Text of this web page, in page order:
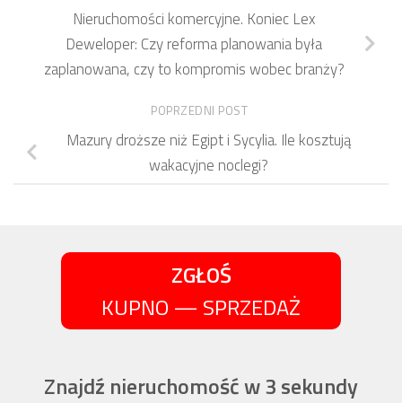
Nieruchomości komercyjne. Koniec Lex
Deweloper: Czy reforma planowania była
zaplanowana, czy to kompromis wobec branży?
POPRZEDNI POST
Mazury droższe niż Egipt i Sycylia. Ile kosztują
wakacyjne noclegi?
ZGŁOŚ
KUPNO — SPRZEDAŻ
Znajdź nieruchomość w 3 sekundy